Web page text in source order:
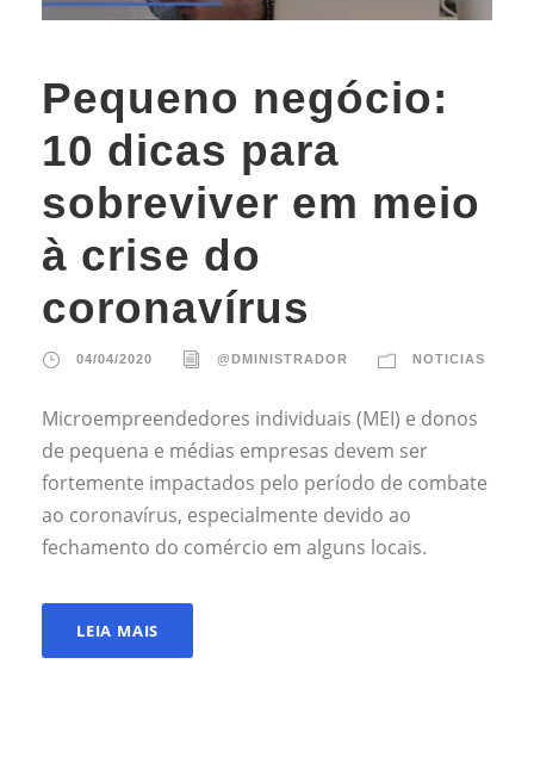
Pequeno negócio:
10 dicas para
sobreviver em meio
à crise do
coronavírus
04/04/2020 @DMINISTRADOR NOTICIAS
Microempreendedores individuais (MEI) e donos
de pequena e médias empresas devem ser
fortemente impactados pelo período de combate
ao coronavírus, especialmente devido ao
fechamento do comércio em alguns locais.
LEIA MAIS